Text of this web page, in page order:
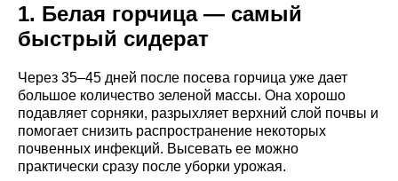
1. Белая горчица — самый
быстрый сидерат
Через 35–45 дней после посева горчица уже дает
большое количество зеленой массы. Она хорошо
подавляет сорняки, разрыхляет верхний слой почвы и
помогает снизить распространение некоторых
почвенных инфекций. Высевать ее можно
практически сразу после уборки урожая.